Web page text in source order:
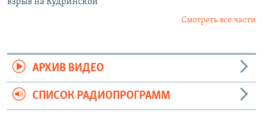
Смотреть все части
АРХИВ ВИДЕО
СПИСОК РАДИОПРОГРАММ